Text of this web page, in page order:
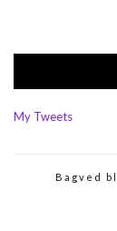
My Tweets
Bagved